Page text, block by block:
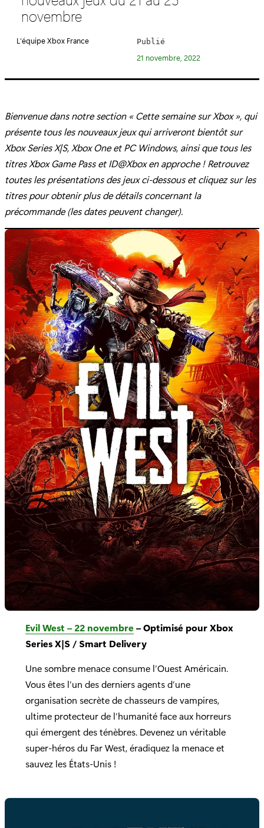
g
e
novembre
L'équipe Xbox France Publié
21 novembre, 2022
Bienvenue dans notre section « Cette semaine sur Xbox », qui
présente tous les nouveaux jeux qui arriveront bientôt sur
Xbox Series X|S, Xbox One et PC Windows, ainsi que tous les
titres Xbox Game Pass et ID@Xbox en approche ! Retrouvez
toutes les présentations des jeux ci-dessous et cliquez sur les
titres pour obtenir plus de détails concernant la
précommande (les dates peuvent changer).
Evil West – 22 novembre– Optimisé pour Xbox
Series X|S / Smart Delivery
Une sombre menace consume l’Ouest Américain.
Vous êtes l’un des derniers agents d’une
organisation secrète de chasseurs de vampires,
ultime protecteur de l’humanité face aux horreurs
qui émergent des ténèbres. Devenez un véritable
super-héros du Far West, éradiquez la menace et
sauvez les États-Unis !